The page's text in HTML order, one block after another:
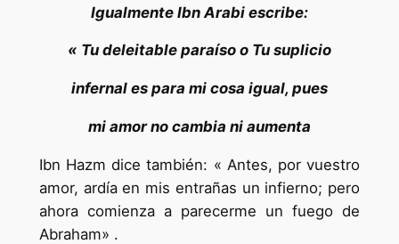
Igualmente Ibn Arabi escribe:
« Tu deleitable paraíso o Tu suplicio
infernal es para mi cosa igual, pues
mi amor no cambia ni aumenta
Ibn Hazm dice también: « Antes, por vuestro
amor, ardía en mis entrañas un infierno; pero
ahora comienza a parecerme un fuego de
Abraham» .